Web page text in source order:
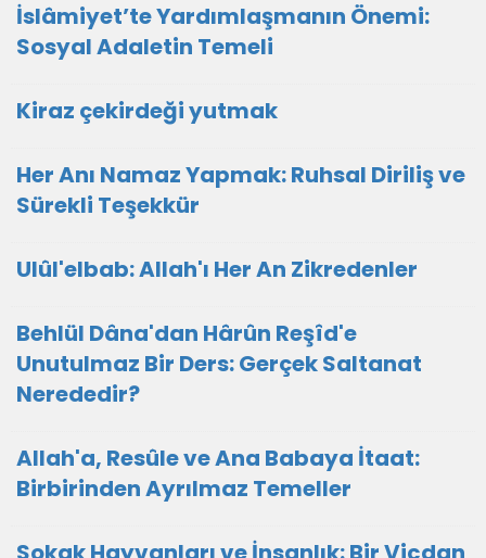
İslâmiyet’te Yardımlaşmanın Önemi:
Sosyal Adaletin Temeli
Kiraz çekirdeği yutmak
Her Anı Namaz Yapmak: Ruhsal Diriliş ve
Sürekli Teşekkür
Ulûl'elbab: Allah'ı Her An Zikredenler
Behlül Dâna'dan Hârûn Reşîd'e
Unutulmaz Bir Ders: Gerçek Saltanat
Nerededir?
Allah'a, Resûle ve Ana Babaya İtaat:
Birbirinden Ayrılmaz Temeller